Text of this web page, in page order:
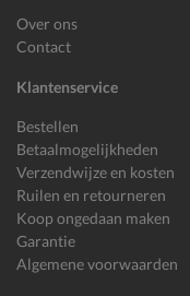
Over ons
Contact
Klantenservice
Bestellen
Betaalmogelijkheden
Verzendwijze en kosten
Ruilen en retourneren
Koop ongedaan maken
Garantie
Algemene voorwaarden